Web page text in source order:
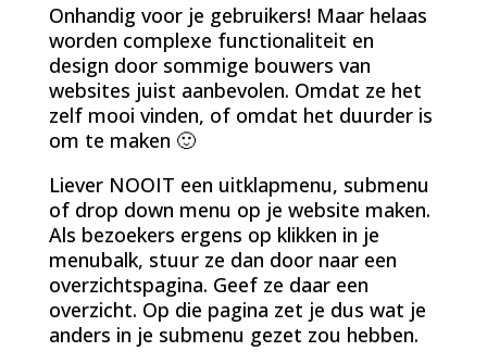
Onhandig voor je gebruikers! Maar helaas
worden complexe functionaliteit en
design door sommige bouwers van
websites juist aanbevolen. Omdat ze het
zelf mooi vinden, of omdat het duurder is
om te maken 🙂
Liever NOOIT een uitklapmenu, submenu
of drop down menu op je website maken.
Als bezoekers ergens op klikken in je
menubalk, stuur ze dan door naar een
overzichtspagina. Geef ze daar een
overzicht. Op die pagina zet je dus wat je
anders in je submenu gezet zou hebben.